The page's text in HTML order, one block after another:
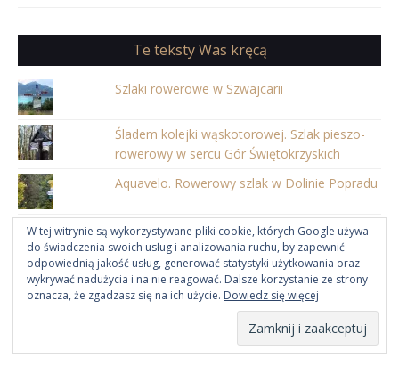
Te teksty Was kręcą
Szlaki rowerowe w Szwajcarii
Śladem kolejki wąskotorowej. Szlak pieszo-
rowerowy w sercu Gór Świętokrzyskich
Aquavelo. Rowerowy szlak w Dolinie Popradu
Przełom Dunajca po słowacku i cyklocesta
przez Lesnické sedlo
W krainie łagodności. Ponidzie
MOJĄ PASJĘ WSPIERA
W tej witrynie są wykorzystywane pliki cookie, których Google używa
do świadczenia swoich usług i analizowania ruchu, by zapewnić
odpowiednią jakość usług, generować statystyki użytkowania oraz
wykrywać nadużycia i na nie reagować. Dalsze korzystanie ze strony
oznacza, że zgadzasz się na ich użycie. Dowiedz się więcej